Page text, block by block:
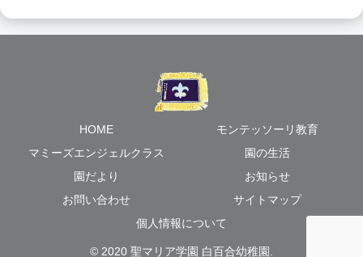
HOME
モンテッソーリ教育
マミーズエンジェルクラス
園の生活
園だより
お知らせ
お問い合わせ
サイトマップ
個人情報について
© 2020 聖マリア学園 白百合幼稚園.